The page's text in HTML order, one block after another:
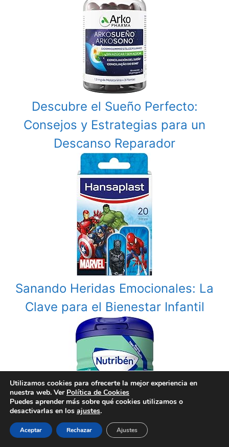
Descubre el Sueño Perfecto:
Consejos y Estrategias para un
Descanso Reparador
Sanando Heridas Emocionales: La
Clave para el Bienestar Infantil
Utilizamos cookies para ofrecerte la mejor experiencia en
nuestra web. Ver Política de Cookies
Puedes aprender más sobre qué cookies utilizamos o
desactivarlas en los ajustes.
Aceptar Rechazar Ajustes